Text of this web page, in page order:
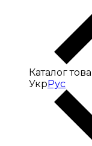
Каталог
УкрРус